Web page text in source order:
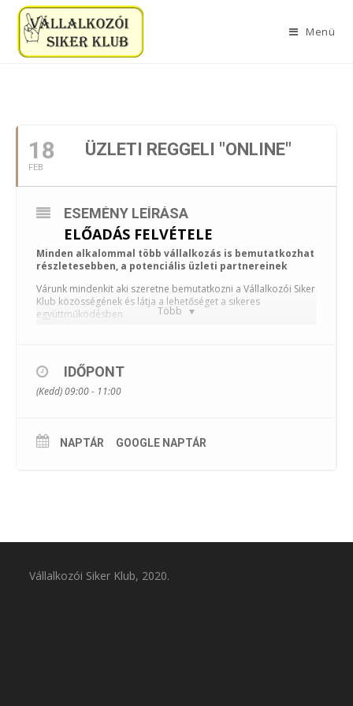
Menü
18
FEB
ÜZLETI REGGELI "ONLINE"
Több
ESEMÉNY LEÍRÁSA
ELŐADÁS FELVÉTELE
Minden alkalommal több vállalkozás is bemutatkozhat
részletesebben, a potenciális üzleti partnereinek
Várunk mindenkit aki szeretne bemutatkozni a Vállalkozói Siker
Klub közösségének és látja a lehetőséget a sikeres
együttműködésben
IDŐPONT
(Kedd) 09:00 - 11:00
NAPTÁR GOOGLE NAPTÁR
Vállalkozói Siker Klub, 2020.